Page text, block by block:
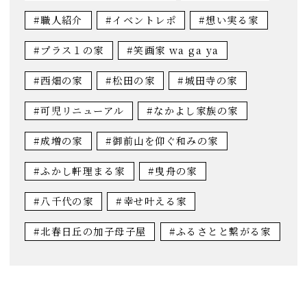
#職人紹介 #イベントレポ #想い実る家
#プラス１の家 #笑画家 wa ga ya
#西畑の家 #松田の家 #城田寺の家
#可児リニューアル #なかよし家族の家
#成増の家 #御前山を仰ぐ和みの家
#ふかし軒理まる家 #曳舟の家
#八千代の家 #幸せ叶える家
#北春日丘の加子母子屋 #ふるさとと繋がる家